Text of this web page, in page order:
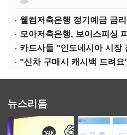
웰컴저축은행 정기예금 금
카드사들 "인도네시아 시장
뉴스리듬